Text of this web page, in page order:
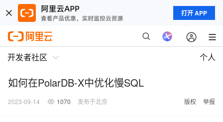
打开 APP
开发者社区 个人
如何在PolarDB-X中优化慢SQL
2023-09-14 1070 发布于北京 版权 举报